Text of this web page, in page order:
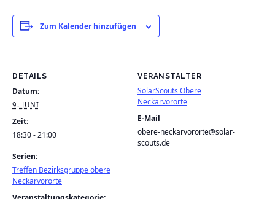
Zum Kalender hinzufügen
DETAILS
Datum:
9. JUNI
Zeit:
18:30 - 21:00
Serien:
Treffen Bezirksgruppe obere
Neckarvororte
VERANSTALTER
SolarScouts Obere
Neckarvororte
E-Mail
obere-neckarvororte@solar-
scouts.de